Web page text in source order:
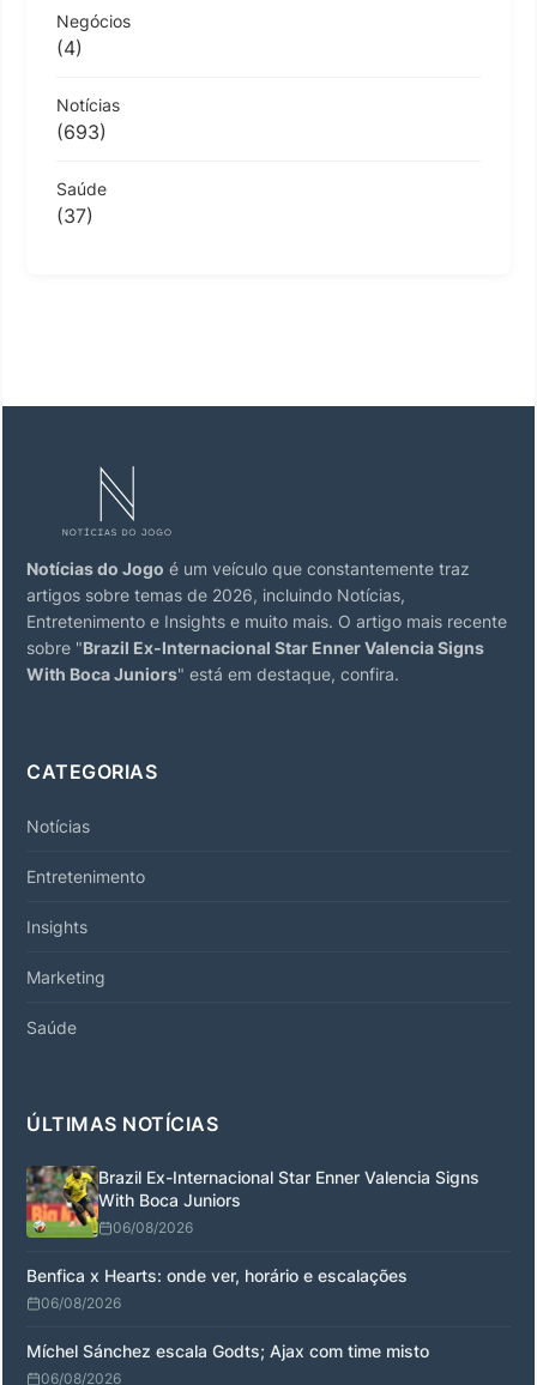
Negócios
(4)
Notícias
(693)
Saúde
(37)
Notícias do Jogo é um veículo que constantemente traz
artigos sobre temas de 2026, incluindo Notícias,
Entretenimento e Insights e muito mais. O artigo mais recente
sobre "Brazil Ex-Internacional Star Enner Valencia Signs
With Boca Juniors" está em destaque, confira.
CATEGORIAS
Notícias
Entretenimento
Insights
Marketing
Saúde
ÚLTIMAS NOTÍCIAS
Brazil Ex-Internacional Star Enner Valencia Signs
With Boca Juniors
06/08/2026
Benfica x Hearts: onde ver, horário e escalações
06/08/2026
Míchel Sánchez escala Godts; Ajax com time misto
06/08/2026